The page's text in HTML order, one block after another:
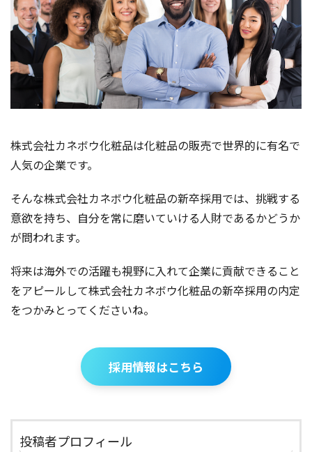
株式会社カネボウ化粧品は化粧品の販売で世界的に有名で
人気の企業です。
そんな株式会社カネボウ化粧品の新卒採用では、挑戦する
意欲を持ち、自分を常に磨いていける人財であるかどうか
が問われます。
将来は海外での活躍も視野に入れて企業に貢献できること
をアピールして株式会社カネボウ化粧品の新卒採用の内定
をつかみとってくださいね。
採用情報はこちら
投稿者プロフィール